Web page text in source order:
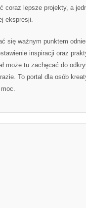
coraz lepsze projekty, a
ekspresji.
się ważnym punktem
inspiracji oraz
może tu zachęcać do
To portal dla osób